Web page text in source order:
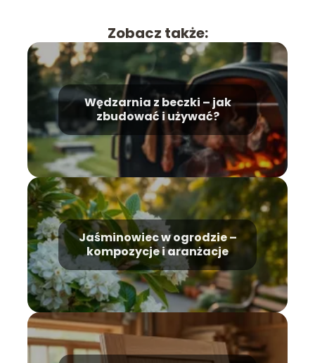
Zobacz także:
Wędzarnia z beczki – jak
zbudować i używać?
Jaśminowiec w ogrodzie –
kompozycje i aranżacje